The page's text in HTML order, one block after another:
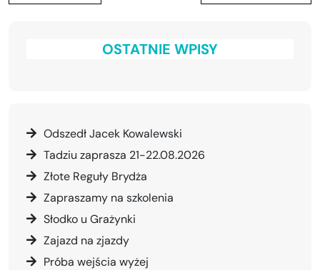
OSTATNIE WPISY
Odszedł Jacek Kowalewski
Tadziu zaprasza 21-22.08.2026
Złote Reguły Brydża
Zapraszamy na szkolenia
Słodko u Grażynki
Zajazd na zjazdy
Próba wejścia wyżej